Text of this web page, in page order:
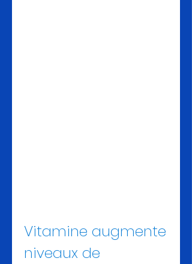
Vitamine augmente
niveaux de